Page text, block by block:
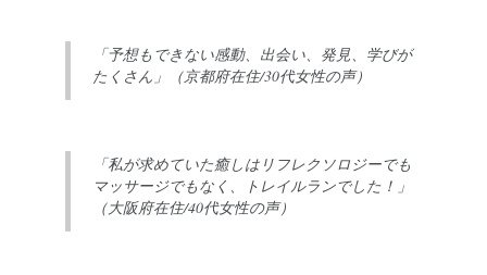
「予想もできない感動、出会い、発見、学びが
たくさん」（京都府在住/30代女性の声）
「私が求めていた癒しはリフレクソロジーでも
マッサージでもなく、トレイルランでした！」
（大阪府在住/40代女性の声）